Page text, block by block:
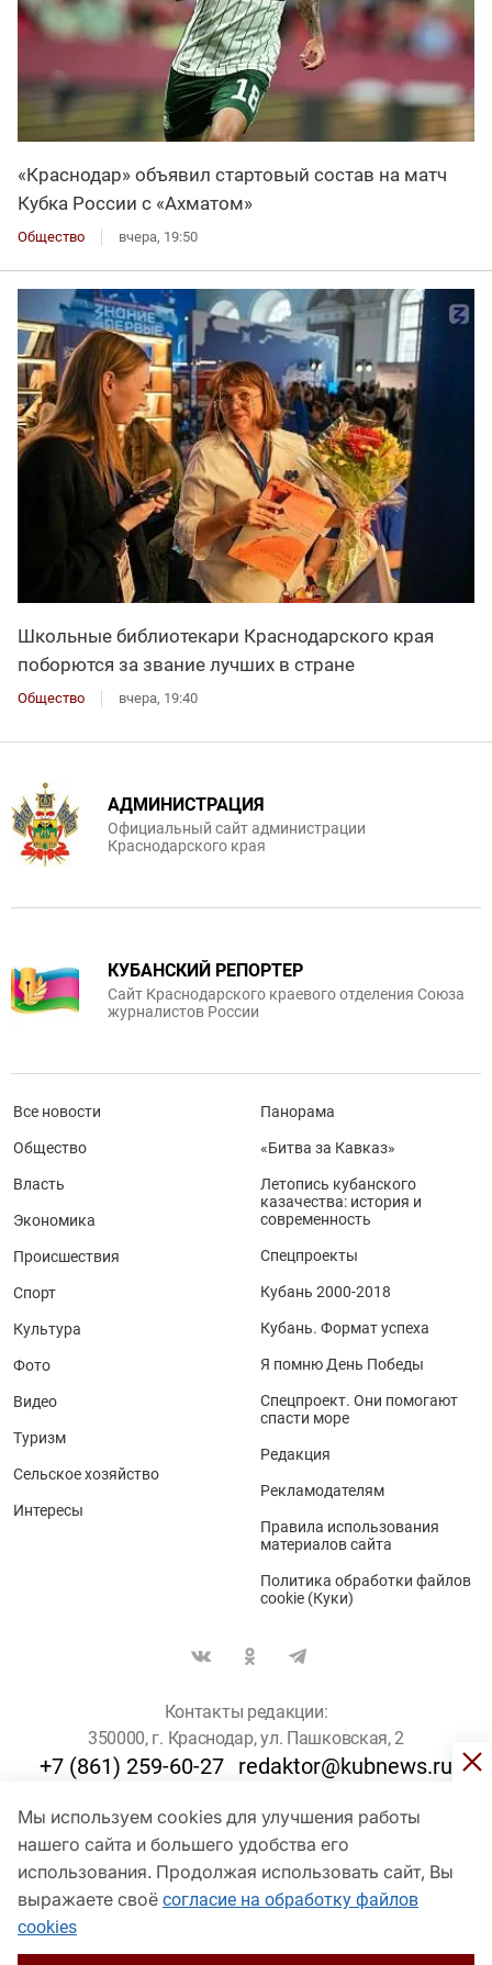
«Краснодар» объявил стартовый состав на матч
Кубка России с «Ахматом»
Общество вчера, 19:50
Школьные библиотекари Краснодарского края
поборются за звание лучших в стране
Общество вчера, 19:40
Мы используем cookies для улучшения работы
нашего сайта и большего удобства его
использования. Продолжая использовать сайт, Вы
выражаете своё согласие на обработку файлов
cookies
АДМИНИСТРАЦИЯ
Официальный сайт администрации
Краснодарского края
КУБАНСКИЙ РЕПОРТЕР
Сайт Краснодарского краевого отделения Союза
журналистов России
Все новости
Общество
Власть
Экономика
Происшествия
Спорт
Культура
Фото
Видео
Туризм
Сельское хозяйство
Интересы
Панорама
«Битва за Кавказ»
Летопись кубанского
казачества: история и
современность
Спецпроекты
Кубань 2000-2018
Кубань. Формат успеха
Я помню День Победы
Спецпроект. Они помогают
спасти море
Редакция
Рекламодателям
Правила использования
материалов сайта
Политика обработки файлов
cookie (Куки)
Контакты редакции:
350000, г. Краснодар, ул. Пашковская, 2
+7 (861) 259-60-27 redaktor@kubnews.ru
Для пользователей старше 16 лет
© Кубанские Новости, 2017
Сетевое издание «kubnews» зарегистрировано Федеральной
службой по надзору в сфере связи, информационных технологий
и массовых коммуникаций (Роскомнадзор). Регистрационный